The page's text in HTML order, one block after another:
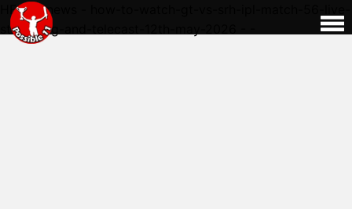
HERE - news - how-to-watch-gt-vs-srh-ipl-match-56-live-
streaming-and-telecast-12th-may-2026 - -